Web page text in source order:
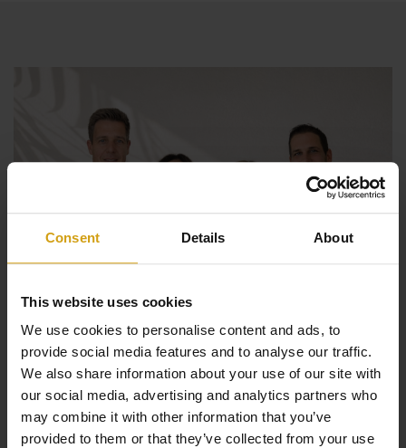
Consent Details About
This website uses cookies
We use cookies to personalise content and ads, to
provide social media features and to analyse our traffic.
We also share information about your use of our site with
our social media, advertising and analytics partners who
may combine it with other information that you’ve
provided to them or that they’ve collected from your use
voor wandelingen.
De voordelen van CasaLasDunas